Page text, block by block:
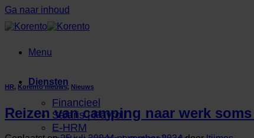
Ga naar inhoud
Menu
Diensten
Financieel
Salaris | Payroll
E-HRM
HR, Korento nieuws, Nieuws
Reizen van camping naar werk